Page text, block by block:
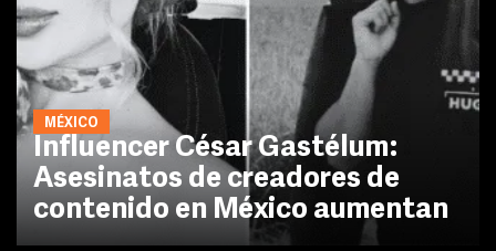
MÉXICO
Influencer César Gastélum:
Asesinatos de creadores de
contenido en México aumentan